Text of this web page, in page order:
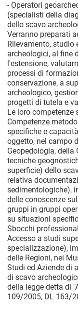
- Operatori
(specialisti della
dello scavo
Verranno preparati
Rilevamento, studio
archeologici, al fine
l'estensione,
processi di
conservazione, a
archeologico,
progetti di tutela e
Le loro competenze
Competenze
specifiche e
oggetto, nel campo
Geopedologia, della
tecniche
superficie) dello
relativa
sedimentologiche),
delle conoscenze
gruppi in gruppi
su situazioni
Sbocchi
Accesso a studi
specializzazione),
delle Regioni, nei
Studi ed Aziende di
di scavo
della legge detta di
109/2005, DL 163/